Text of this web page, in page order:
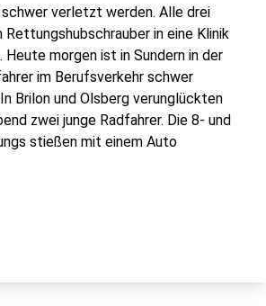
verletzt werden. Alle drei
in eine Klinik
morgen ist in Sundern in der
im Berufsverkehr schwer
Brilon und Olsberg verunglückten
zwei junge Radfahrer. Die 8- und
stießen mit einem Auto